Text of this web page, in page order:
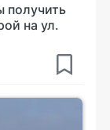
получить
на ул.